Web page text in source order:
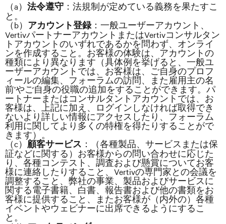
（a） 法令遵守 ：法規制が定めている義務を果たすこ
と。
（b） アカウント登録：一般ユーザーアカウント、
VertivパートナーアカウントまたはVertivコンサルタン
トアカウントのいずれであるかを問わず、オンライ
ンを作成すること。お客様の体験は、アカウントの
種類により異なります（具体例を挙げると、一般ユ
ーザーアカウントでは、お客様は、ご自身のプロフ
ィールの編集、フォーラムの訪問、また雇用主の名
前’やご自身の役職の追加をすることができます。パ
ートナーまたはコンサルタントアカウントでは、お
客様は、上記に加え、ログインしなければ取得でき
ないより詳しい情報にアクセスしたり、フォーラム
利用に関してより多くの特権を得たりすることがで
きます）。
（c）顧客サービス ：（各種製品、サービスまたは保
証などに関する）お客様からの問い合わせに応じた
り、各種コンテスト、調査および懸賞についてお客
様に連絡したりすること、Vertivの専門家との会議を
調整すること、弊社の事業、製品およびサービスに
関する電子書籍、白書、報告書および他の書類をお
客様に提供すること、またお客様が（内外の）各種
イベントやウェビナーに出席できるようにするこ
と。